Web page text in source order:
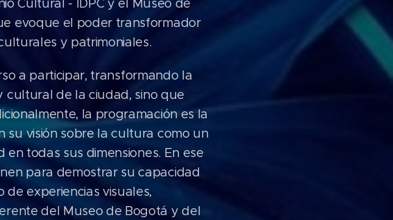
Cultural - IDPC y el Museo de
evoque el poder transformador
y patrimoniales.
a participar, transformando la
cultural de la ciudad, sino que
la programación es la
su visión sobre la cultura como un
todas sus dimensiones. En ese
para demostrar su capacidad
experiencias visuales,
del Museo de Bogotá y del